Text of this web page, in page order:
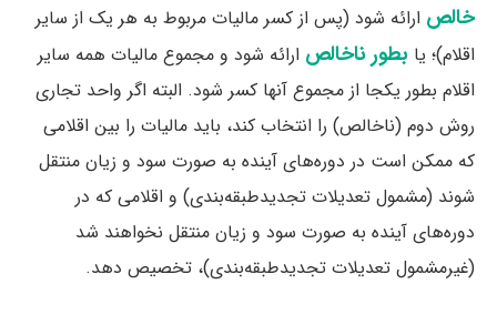
خالصارائه شود (پس از کسر مالیات مربوط به هر یک از سایر
اقلام)؛ یا بطور ناخالصارائه شود و مجموع مالیات همه سایر
اقلام بطور یکجا از مجموع آنها کسر شود. البته اگر واحد تجاری
روش دوم (ناخالص) را انتخاب کند، ‌باید مالیات را بین اقلامی
که ممکن است در دوره‌های آینده به صورت سود و زیان منتقل
شوند (مشمول تعدیلات تجدیدطبقه‌بندی) و اقلامی که در
دوره‌های آینده به صورت سود و زیان منتقل نخواهند شد
(غیرمشمول تعدیلات تجدیدطبقه‌بندی)، تخصیص دهد.